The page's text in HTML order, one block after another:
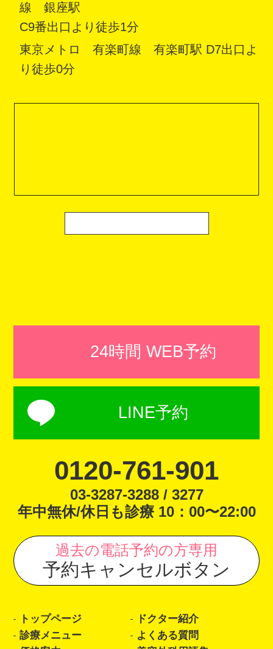
線 銀座駅
C9番出口より徒歩1分
東京メトロ 有楽町線 有楽町駅 D7出口よ
り徒歩0分
24時間 WEB予約
LINE予約
0120-761-901
03-3287-3288 / 3277
年中無休/休日も診療 10：00〜22:00
過去の電話予約の方専用
予約キャンセルボタン
トップページ
ドクター紹介
診療メニュー
よくある質問